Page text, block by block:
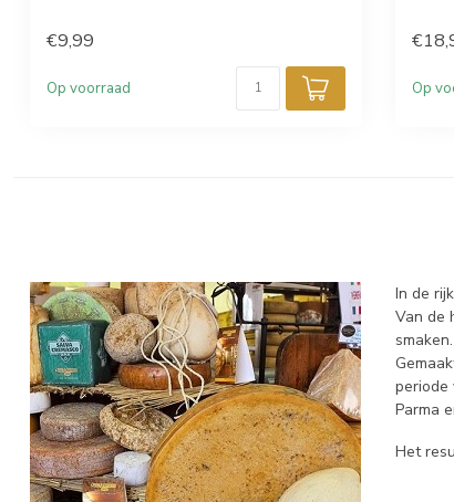
€9,99
Op voorraad Op
In de
Van de
smaken.
periode
Parma
Het